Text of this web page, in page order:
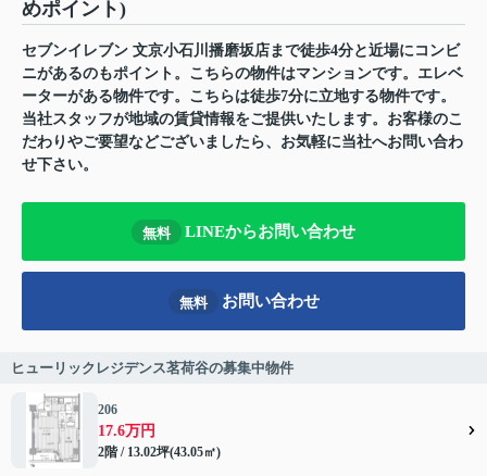
めポイント)
セブンイレブン 文京小石川播磨坂店まで徒歩4分と近場にコンビ
ニがあるのもポイント。こちらの物件はマンションです。エレベ
ーターがある物件です。こちらは徒歩7分に立地する物件です。
当社スタッフが地域の賃貸情報をご提供いたします。お客様のこ
だわりやご要望などございましたら、お気軽に当社へお問い合わ
せ下さい。
無料 LINEからお問い合わせ
無料 お問い合わせ
ヒューリックレジデンス茗荷谷の募集中物件
206
17.6万円
2階 / 13.02坪(43.05㎡)